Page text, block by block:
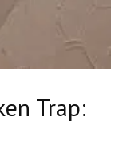
Trap: